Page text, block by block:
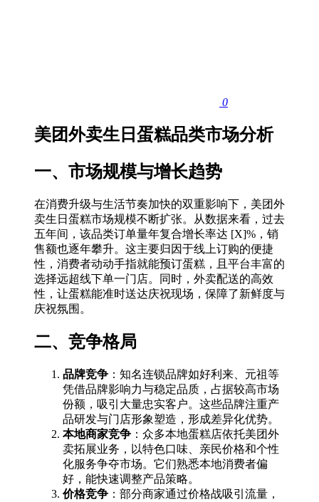
0
美团外卖生日蛋糕品类市场分析
一、市场规模与增长趋势
在消费升级与生活节奏加快的双重影响下，美团外
卖生日蛋糕市场规模不断扩张。从数据来看，过去
五年间，该品类订单量年复合增长率达 [X]%，销
售额也逐年攀升。这主要归因于线上订购的便捷
性，消费者动动手指就能预订蛋糕，且平台丰富的
选择远超线下单一门店。同时，外卖配送的高效
性，让蛋糕能准时送达庆祝现场，保障了新鲜度与
庆祝氛围。
二、竞争格局
品牌竞争 ：知名连锁品牌如好利来、元祖等
凭借品牌影响力与稳定品质，占据较高市场
份额，吸引大量忠实客户。这些品牌注重产
品研发与门店形象塑造，形成差异化优势。
本地商家竞争 ：众多本地蛋糕店依托美团外
卖拓展业务，以特色口味、亲民价格和个性
化服务争夺市场。它们熟悉本地消费者偏
好，能快速调整产品策略。
价格竞争 ：部分商家通过价格战吸引流量，